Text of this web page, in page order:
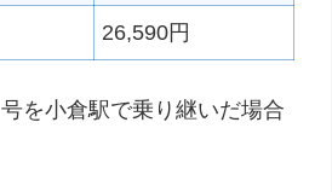
26,590円
を小倉駅で乗り継いだ場合